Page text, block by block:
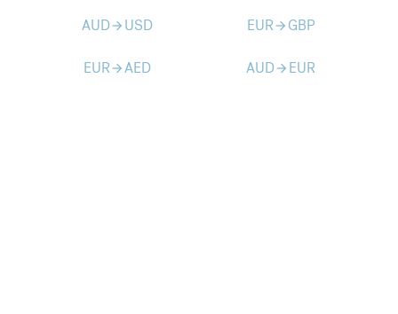
AUDarrow_forward USD EURarrow_forward GBP
EURarrow_forwardAED AUDarrow_forward EUR